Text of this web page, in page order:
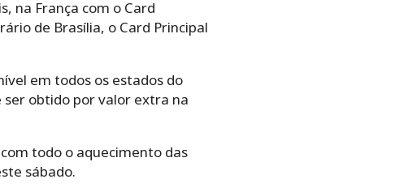
na França com o Card
de Brasília, o Card Principal
em todos os estados do
ser obtido por valor extra na
todo o aquecimento das
sábado.